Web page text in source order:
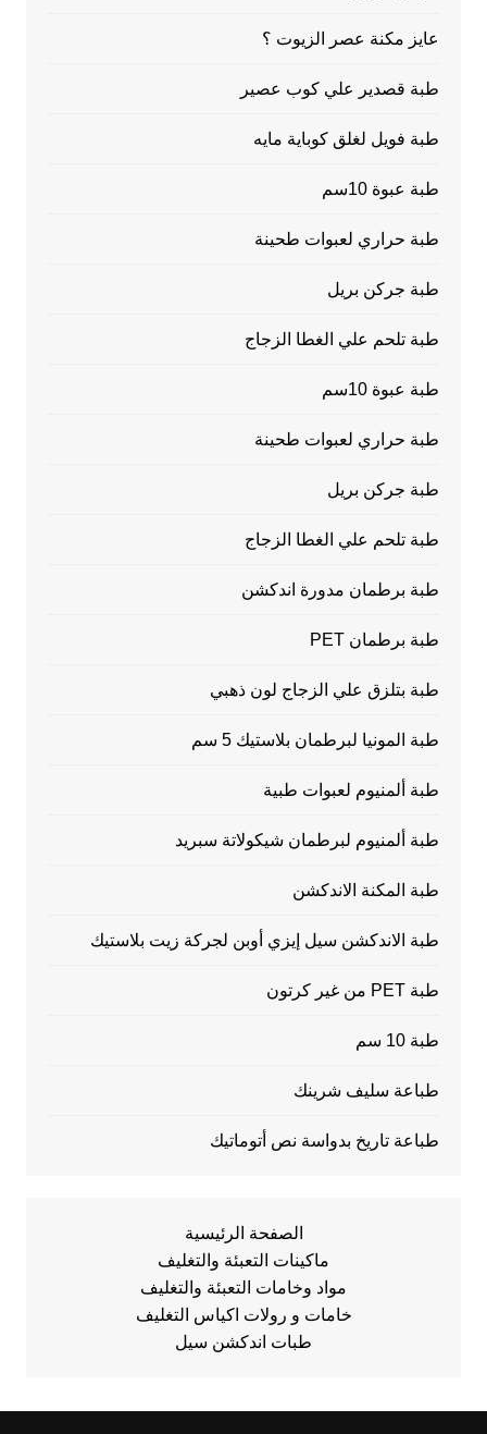
عايز مكنة عصر الزيوت ؟
طبة قصدير علي كوب عصير
طبة فويل لغلق كوباية مايه
طبة عبوة 10سم
طبة حراري لعبوات طحينة
طبة جركن بريل
طبة تلحم علي الغطا الزجاج
طبة عبوة 10سم
طبة حراري لعبوات طحينة
طبة جركن بريل
طبة تلحم علي الغطا الزجاج
طبة برطمان مدورة اندكشن
طبة برطمان PET
طبة بتلزق علي الزجاج لون ذهبي
طبة المونيا لبرطمان بلاستيك 5 سم
طبة ألمنيوم لعبوات طبية
طبة ألمنيوم لبرطمان شيكولاتة سبريد
طبة المكنة الاندكشن
طبة الاندكشن سيل إيزي أوبن لجركة زيت بلاستيك
طبة PET من غير كرتون
طبة 10 سم
طباعة سليف شرينك
طباعة تاريخ بدواسة نص أتوماتيك
الصفحة الرئيسية
ماكينات التعبئة والتغليف
مواد وخامات التعبئة والتغليف
خامات و رولات اكياس التغليف
طبات اندكشن سيل